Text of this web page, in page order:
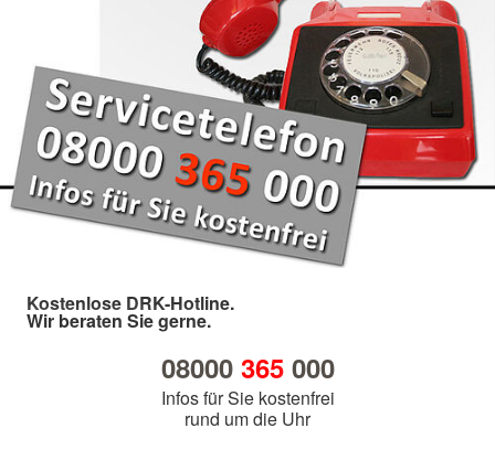
Kostenlose DRK-Hotline.
Wir beraten Sie gerne.
08000 365000
Infos für Sie kostenfrei
rund um die Uhr